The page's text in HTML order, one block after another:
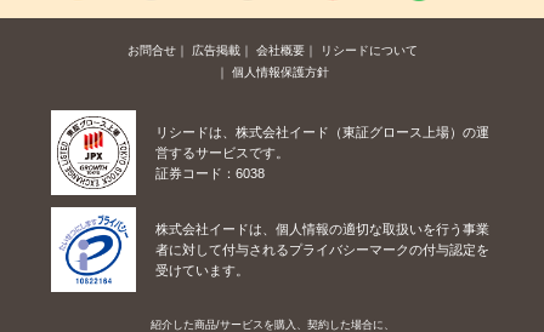
お問合せ 広告掲載 会社概要
リシードについて
個人情報保護方針
リシードは、株式会社イード（東証グロース上場）の運
営するサービスです。
証券コード：6038
株式会社イードは、個人情報の適切な取扱いを行う事業
者に対して付与されるプライバシーマークの付与認定を
受けています。
紹介した商品/サービスを購入、契約した場合に、